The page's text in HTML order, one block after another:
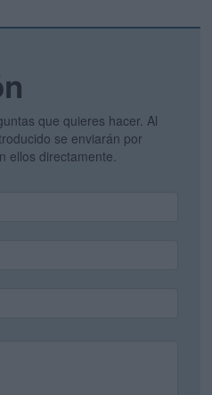
que quieres hacer. Al
se enviarán por
ellos directamente.